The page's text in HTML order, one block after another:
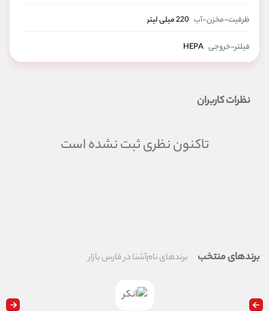
ظرفیت-مخزن-آب 220 میلی لیتر
فیلتر-خروجی HEPA
نظرات کاربران
تاکنون نظری ثبت نشده است
برندهای منتخب برندهای نام‌آشنا در فارس بازار